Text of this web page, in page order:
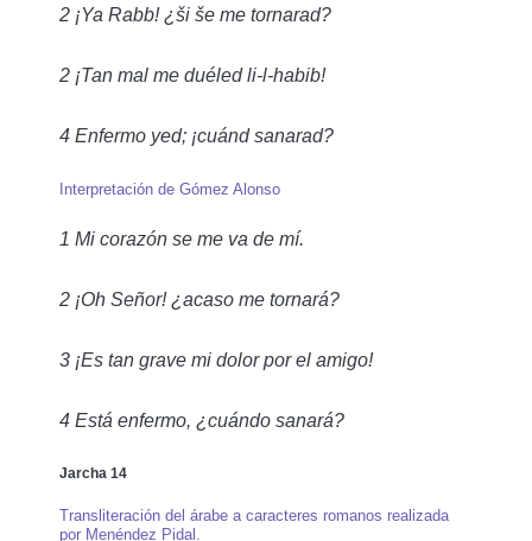
2 ¡Ya Rabb! ¿ši še me tornarad?
2 ¡Tan mal me duéled li-l-habib!
4 Enfermo yed; ¡cuánd sanarad?
Interpretación de Gómez Alonso
1 Mi corazón se me va de mí.
2 ¡Oh Señor! ¿acaso me tornará?
3 ¡Es tan grave mi dolor por el amigo!
4 Está enfermo, ¿cuándo sanará?
Jarcha 14
Transliteración del árabe a caracteres romanos realizada
por Menéndez Pidal.